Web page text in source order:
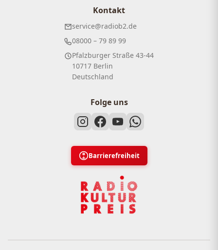
Kontakt
service@radiob2.de
08000 – 79 89 99
Pfalzburger Straße 43-44
10717 Berlin
Deutschland
Folge uns
Barrierefreiheit